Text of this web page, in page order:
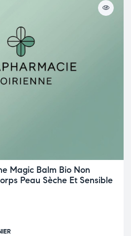
Magic Balm Bio Non
Peau Sèche Et Sensible